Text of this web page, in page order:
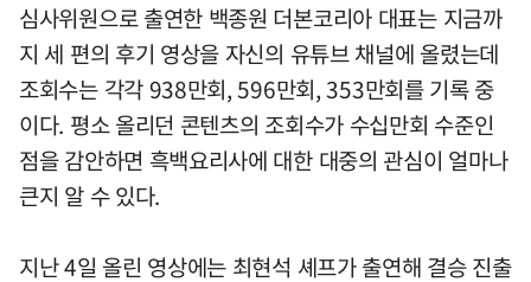
심사위원으로 출연한 백종원 더본코리아 대표는 지금까
지 세 편의 후기 영상을 자신의 유튜브 채널에 올렸는데
조회수는 각각 938만회, 596만회, 353만회를 기록 중
이다. 평소 올리던 콘텐츠의 조회수가 수십만회 수준인
점을 감안하면 흑백요리사에 대한 대중의 관심이 얼마나
큰지 알 수 있다.
지난 4일 올린 영상에는 최현석 셰프가 출연해 결승 진출